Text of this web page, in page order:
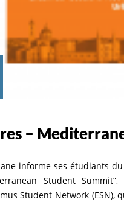
–
informe ses étudiants
Student
Student Network (ESN),